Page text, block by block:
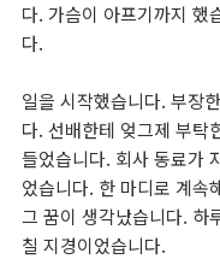
다. 가슴이 아프기까지 했
다.
일을 시작했습니다. 부장
다. 선배한테 엊그제 부탁
들었습니다. 회사 동료가
었습니다. 한 마디로 계속
그 꿈이 생각났습니다. 하
칠 지경이었습니다.